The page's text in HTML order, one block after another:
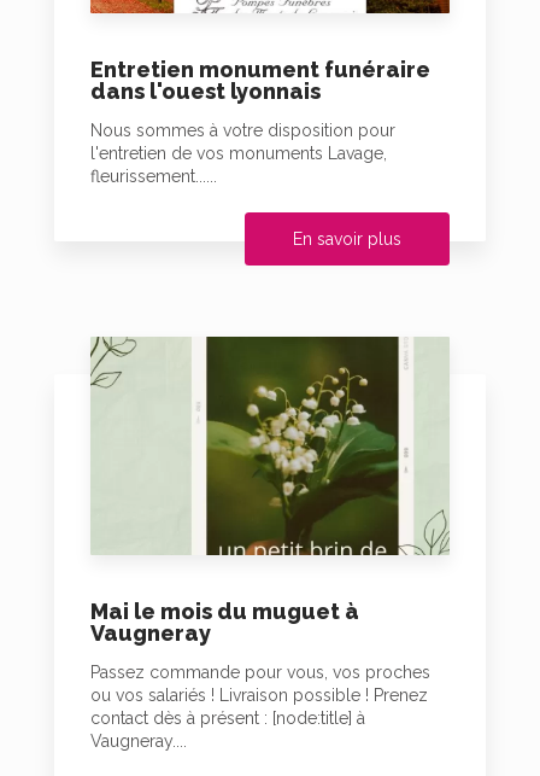
Entretien monument funéraire
dans l'ouest lyonnais
Nous sommes à votre disposition pour
l'entretien de vos monuments Lavage,
fleurissement......
En savoir plus
Mai le mois du muguet à
Vaugneray
Passez commande pour vous, vos proches
ou vos salariés ! Livraison possible ! Prenez
contact dès à présent : [node:title] à
Vaugneray....